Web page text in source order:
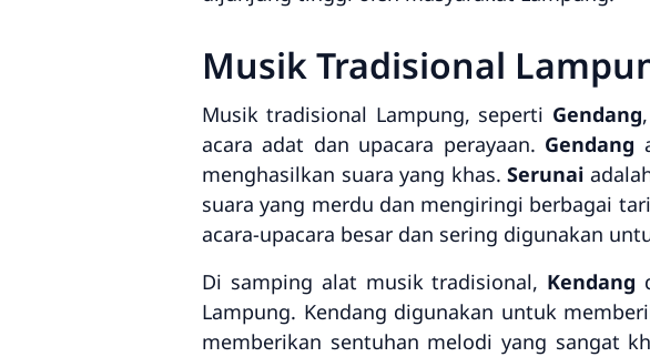
Musik Tradisional
Musik tradisional Lampung, seperti Gendang,
acara adat dan upacara perayaan. Gendang
menghasilkan suara yang khas.Serunai
suara yang merdu dan mengiringi berbagai
acara-upacara besar dan sering digunakan
Di samping alat musik tradisional, Kendang
Lampung. Kendang digunakan untuk
memberikan sentuhan melodi yang sangat